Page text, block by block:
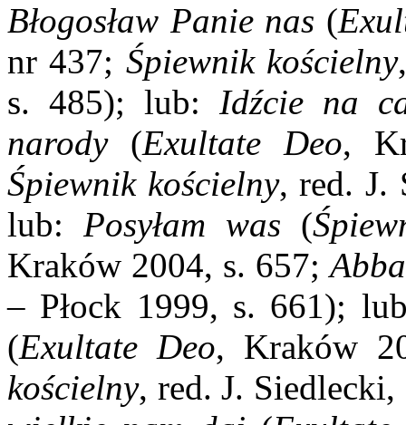
Błogosław Panie nas (
nr 437; Śpiewnik kościelny
s. 485); lub: Idźcie na
narody (Exultate Deo,
Śpiewnik kościelny, red. J.
lub:Posyłam was (
Kraków 2004, s. 657;
– Płock 1999, s. 661);
(Exultate Deo, Kraków
kościelny, red. J.